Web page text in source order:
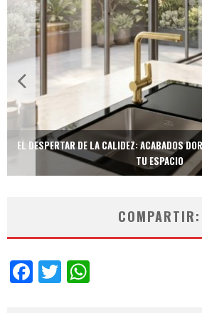
EL DESPERTAR DE LA CALIDEZ: ACABADOS
TU ESPACIO
COMPARTIR:
Facebook
Twitter